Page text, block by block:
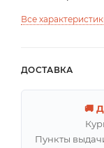
Все
ДОСТАВКА
🚚
Пункты